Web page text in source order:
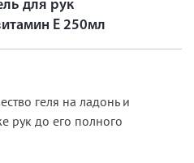
для рук
Е 250мл
геля на ладонь и
рук до его полного